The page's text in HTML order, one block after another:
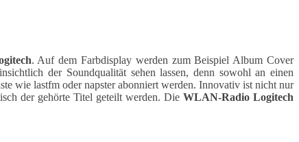
. Auf dem Farbdisplay werden zum Beispiel Album Cover
der Soundqualität sehen lassen, denn sowohl an einen
wie lastfm oder napster abonniert werden. Innovativ ist nicht nur
der gehörte Titel geteilt werden. Die WLAN-Radio Logitech